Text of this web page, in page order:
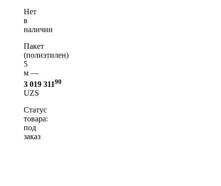
Нет
в
наличии
Пакет
(полиэтилен)
5
м —
3 019 31190
UZS
Статус
товара:
под
заказ